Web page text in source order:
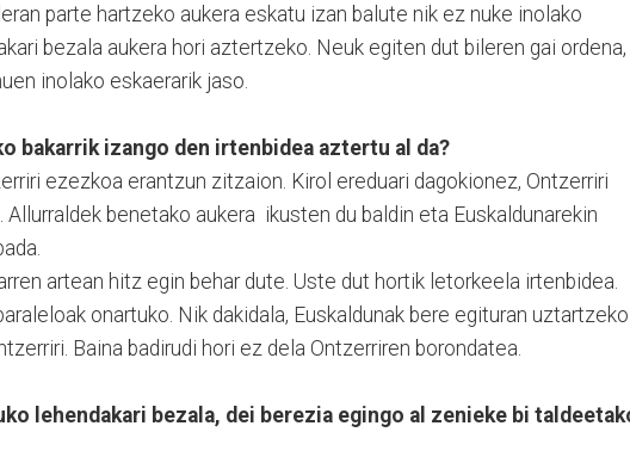
parte hartzeko aukera eskatu izan balute nik ez nuke inolako
bezala aukera hori aztertzeko. Neuk egiten dut bileren gai ordena,
inolako eskaerarik jaso.
bakarrik izango den irtenbidea aztertu al da?
ezezkoa erantzun zitzaion. Kirol ereduari dagokionez, Ontzerriri
benetako aukera ikusten du baldin eta Euskaldunarekin
artean hitz egin behar dute. Uste dut hortik letorkeela irtenbidea.
onartuko. Nik dakidala, Euskaldunak bere egituran uztartzeko
Baina badirudi hori ez dela Ontzerriren borondatea.
lehendakari bezala, dei berezia egingo al zenieke bi